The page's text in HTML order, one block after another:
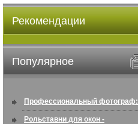
Рекомендации
Популярное
Профессиональный фотограф:
искусство создавать снимки, ...
Рольставни для окон -